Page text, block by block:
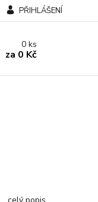
PŘIHLÁŠENÍ
0ks
za 0 Kč